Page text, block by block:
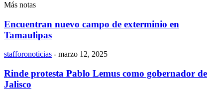
Más notas
Encuentran nuevo campo de exterminio en
Tamaulipas
stafforonoticias - marzo 12, 2025
Rinde protesta Pablo Lemus como gobernador de
Jalisco